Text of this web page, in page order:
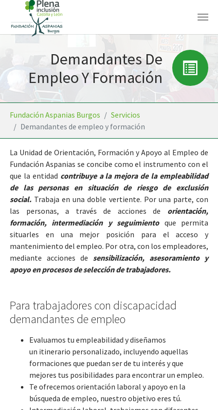
Saltar al contenido principal
Demandantes De
Empleo Y Formación
Fundación Aspanias Burgos
Servicios
Demandantes de empleo y formación
La Unidad de Orientación, Formación y Apoyo al Empleo de
Fundación Aspanias se concibe como el instrumento con el
que la entidad contribuye a la mejora de la empleabilidad
de las personas en situación de riesgo de exclusión
social. Trabaja en una doble vertiente. Por una parte, con
las personas, a través de acciones de orientación,
formación, intermediación y seguimientoque permita
situarles en una mejor posición para el acceso y
mantenimiento del empleo. Por otra, con los empleadores,
mediante acciones de sensibilización, asesoramiento y
apoyo en procesos de selección de trabajadores.
Para trabajadores con discapacidad
demandantes de empleo
Evaluamos tu empleabilidad y diseñamos
un itinerario personalizado, incluyendo aquellas
formaciones que puedan ser de tu interés y que
mejores tus posibilidades para encontrar un empleo.
Te ofrecemos orientación laboral y apoyo en la
búsqueda de empleo, nuestro objetivo eres tú.